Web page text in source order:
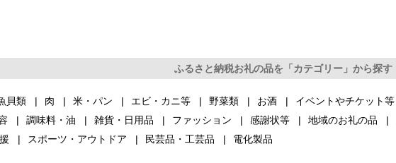
ふるさと納税お礼の品を「カテゴリー」から探す
貝類 肉 米・パン エビ・カニ等 野菜類 お酒 イベントやチケット等
調味料・油 雑貨・日用品 ファッション 感謝状等 地域のお礼の品
スポーツ・アウトドア 民芸品・工芸品 電化製品